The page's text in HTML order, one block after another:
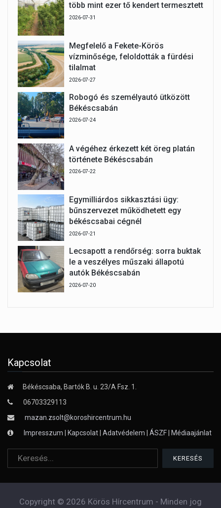
több mint ezer tő kendert termesztett
2026-07-31
Megfelelő a Fekete-Körös
vízminősége, feloldották a fürdési
tilalmat
2026-07-27
Robogó és személyautó ütközött
Békéscsabán
2026-07-24
A végéhez érkezett két öreg platán
története Békéscsabán
2026-07-22
Egymilliárdos sikkasztási ügy:
bűnszervezet működhetett egy
békéscsabai cégnél
2026-07-21
Lecsapott a rendőrség: sorra buktak
le a veszélyes műszaki állapotú
autók Békéscsabán
2026-07-20
Kapcsolat
Békéscsaba, Bartók B. u. 23/A Fsz. 1.
06703329113
mazan.zsolt@koroshircentrum.hu
Impresszum
Kapcsolat Adatvédelem ÁSZF Médiaajánlat
Copyright © 2026 Körös Hírcentrum - Minden jog